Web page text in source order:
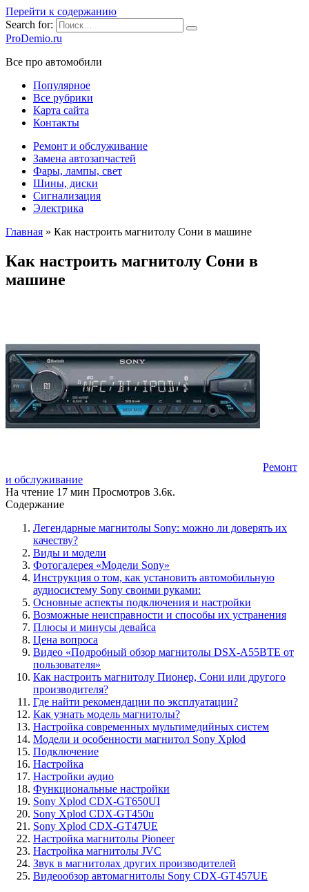
Перейти к содержанию
Search for:
ProDemio.ru
Все про автомобили
Популярное
Все рубрики
Карта сайта
Контакты
Ремонт и обслуживание
Замена автозапчастей
Фары, лампы, свет
Шины, диски
Сигнализация
Электрика
Главная » Как настроить магнитолу Сони в машине
Как настроить магнитолу Сони в
машине
Ремонт
и обслуживание
На чтение 17 мин Просмотров 3.6к.
Содержание
Легендарные магнитолы Sony: можно ли доверять их
качеству?
Виды и модели
Фотогалерея «Модели Sony»
Инструкция о том, как установить автомобильную
аудиосистему Sony своими руками:
Основные аспекты подключения и настройки
Возможные неисправности и способы их устранения
Плюсы и минусы девайса
Цена вопроса
Видео «Подробный обзор магнитолы DSX-A55BTE от
пользователя»
Как настроить магнитолу Пионер, Сони или другого
производителя?
Где найти рекомендации по эксплуатации?
Как узнать модель магнитолы?
Настройка современных мультимедийных систем
Модели и особенности магнитол Sony Xplod
Подключение
Настройка
Настройки аудио
Функциональные настройки
Sony Xplod CDX-GT650UI
Sony Xplod CDX-GT450u
Sony Xplod CDX-GT47UE
Настройка магнитолы Pioneer
Настройка магнитолы JVC
Звук в магнитолах других производителей
Видеообзор автомагнитолы Sony CDX-GT457UE